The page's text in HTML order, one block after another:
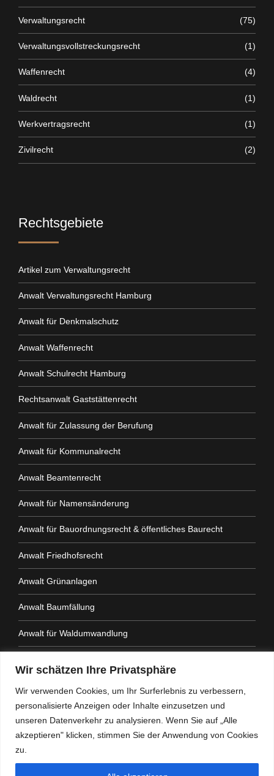
Wir schätzen Ihre Privatsphäre
Wir verwenden Cookies, um Ihr Surferlebnis zu verbessern,
personalisierte Anzeigen oder Inhalte einzusetzen und
unseren Datenverkehr zu analysieren. Wenn Sie auf „Alle
akzeptieren" klicken, stimmen Sie der Anwendung von Cookies
zu.
Verwaltungsrecht (75)
Verwaltungsvollstreckungsrecht (1)
Waffenrecht (4)
Waldrecht (1)
Werkvertragsrecht (1)
Zivilrecht (2)
Rechtsgebiete
Artikel zum Verwaltungsrecht
Anwalt Verwaltungsrecht Hamburg
Anwalt für Denkmalschutz
Anwalt Waffenrecht
Anwalt Schulrecht Hamburg
Rechtsanwalt Gaststättenrecht
Anwalt für Zulassung der Berufung
Anwalt für Kommunalrecht
Anwalt Beamtenrecht
Anwalt für Namensänderung
Anwalt für Bauordnungsrecht & öffentliches Baurecht
Anwalt Friedhofsrecht
Anwalt Grünanlagen
Anwalt Baumfällung
Anwalt für Waldumwandlung
Anwalt Amtshaftung